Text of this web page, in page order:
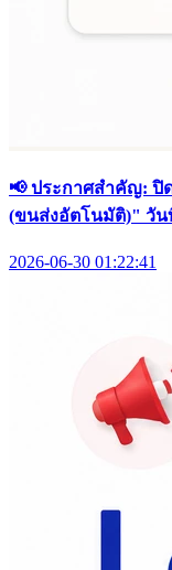
📢 ประกาศสำคัญ: ปิ
(ขนส่งอัตโนมัติ)" วัน
2026-06-30 01:22:41